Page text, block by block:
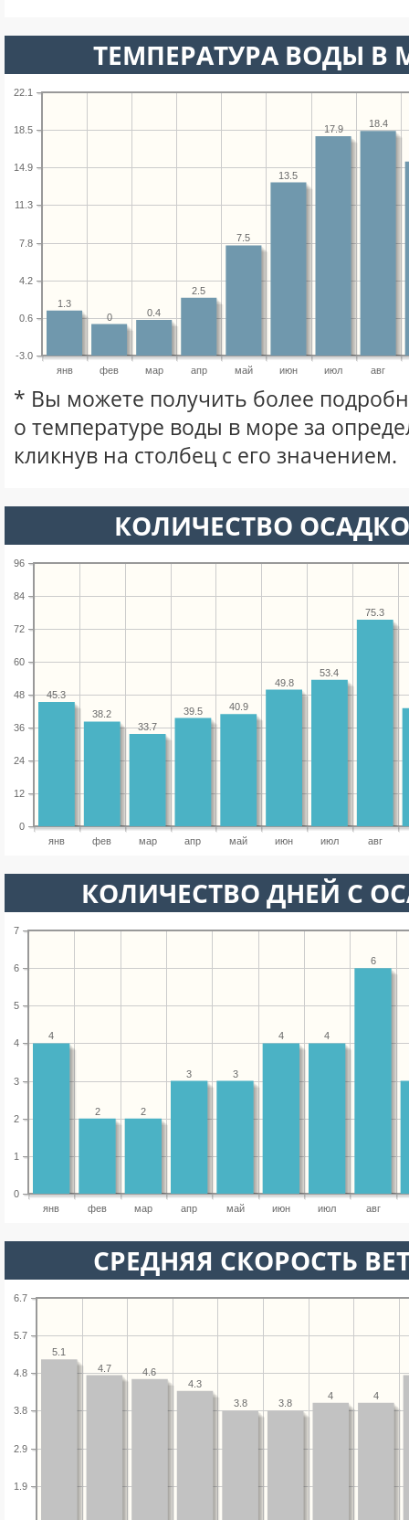
ТЕМПЕРАТУРА ВОДЫ В
янв фев мар апр май июн июл авг
-3.0
0.6
4.2
7.8
11.3
14.9
18.5
22.1
18.4
17.9
13.5
7.5
2.5
0.4
0
1.3
* Вы можете получить более
о температуре воды в море за
кликнув на столбец с его значением.
КОЛИЧЕСТВО
янв фев мар апр май июн июл авг
0
12
24
36
48
60
72
84
96
75.3
53.4
49.8
40.9
39.5
33.7
38.2
45.3
КОЛИЧЕСТВО ДНЕЙ С
янв фев мар апр май июн июл авг
0
1
2
3
4
5
6
7
6
4
4
3
3
2
2
4
СРЕДНЯЯ СКОРОСТЬ
1.9
2.9
3.8
4.8
5.7
6.7
4
4
3.8
3.8
4.3
4.6
4.7
5.1